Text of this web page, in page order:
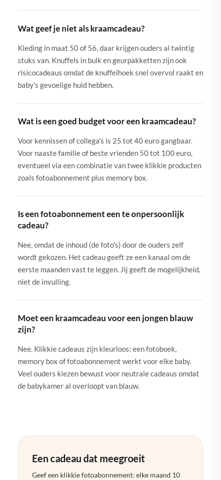
Wat geef je niet als kraamcadeau?
Kleding in maat 50 of 56, daar krijgen ouders al twintig
stuks van. Knuffels in bulk en geurpakketten zijn ook
risicocadeaus omdat de knuffelhoek snel overvol raakt en
baby's gevoelige huid hebben.
Wat is een goed budget voor een kraamcadeau?
Voor kennissen of collega's is 25 tot 40 euro gangbaar.
Voor naaste familie of beste vrienden 50 tot 100 euro,
eventueel via een combinatie van twee klikkie producten
zoals fotoabonnement plus memory box.
Is een fotoabonnement een te onpersoonlijk
cadeau?
Nee, omdat de inhoud (de foto's) door de ouders zelf
wordt gekozen. Het cadeau geeft ze een kanaal om de
eerste maanden vast te leggen. Jij geeft de mogelijkheid,
niet de invulling.
Moet een kraamcadeau voor een jongen blauw
zijn?
Nee. Klikkie cadeaus zijn kleurloos: een fotoboek,
memory box of fotoabonnement werkt voor elke baby.
Veel ouders kiezen bewust voor neutrale cadeaus omdat
de babykamer al overloopt van blauw.
Een cadeau dat meegroeit
Geef een klikkie fotoabonnement: elke maand 10